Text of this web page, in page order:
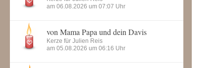
am 06.08.2026 um 07:07 Uhr
von Mama Papa und dein Davis
Kerze für Julien Reis
am 05.08.2026 um 06:16 Uhr